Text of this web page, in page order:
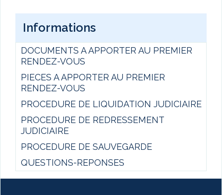
Informations
DOCUMENTS A APPORTER AU PREMIER
RENDEZ-VOUS
PIECES A APPORTER AU PREMIER
RENDEZ-VOUS
PROCEDURE DE LIQUIDATION JUDICIAIRE
PROCEDURE DE REDRESSEMENT
JUDICIAIRE
PROCEDURE DE SAUVEGARDE
QUESTIONS-REPONSES